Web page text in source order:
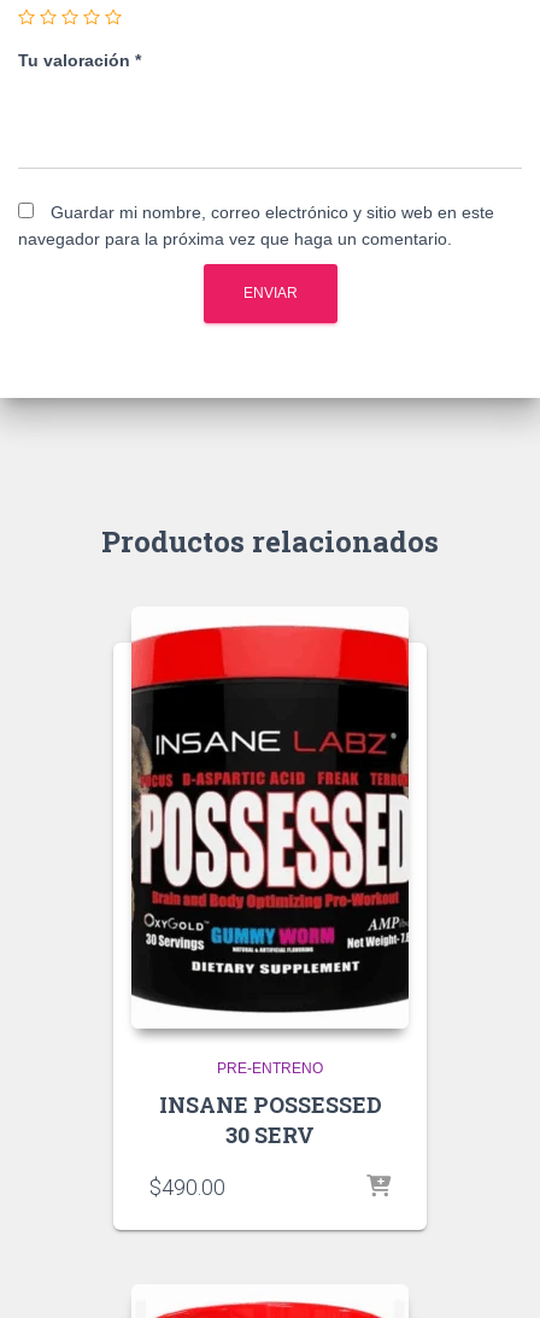
Tu valoración *
Guardar mi nombre, correo electrónico y sitio web en este
navegador para la próxima vez que haga un comentario.
Productos relacionados
PRE-ENTRENO
INSANE POSSESSED
30 SERV
$490.00